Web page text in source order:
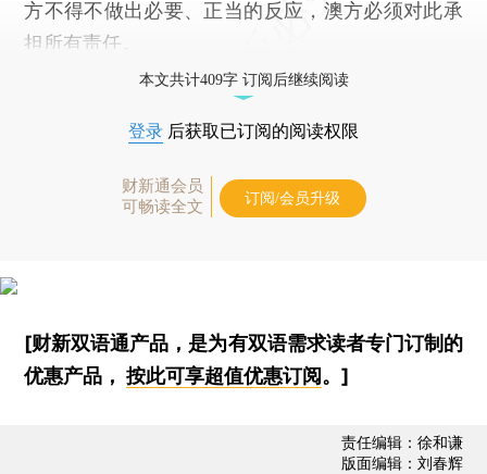
方不得不做出必要、正当的反应，澳方必须对此承
担所有责任。
本文共计409字 订阅后继续阅读
登录 后获取已订阅的阅读权限
财新通会员
可畅读全文
订阅/会员升级
[财新双语通产品，是为有双语需求读者专门订制的
优惠产品，按此可享超值优惠订阅 。]
责任编辑：徐和谦
版面编辑：刘春辉